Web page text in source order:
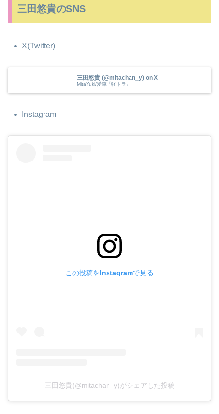
三田悠貴のSNS
X(Twitter)
三田悠貴 (@mitachan_y) on X
MitaYuki/愛車『軽トラ』
Instagram
この投稿をInstagramで見る
三田悠貴(@mitachan_y)がシェアした投稿